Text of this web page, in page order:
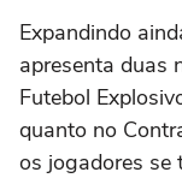
Expandindo
apresenta duas
Futebol
quanto no
os jogadores se